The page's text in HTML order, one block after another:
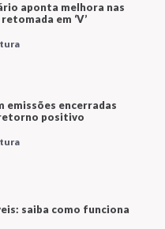
aponta melhora nas
em ‘V’
emissões encerradas
positivo
saiba como funciona